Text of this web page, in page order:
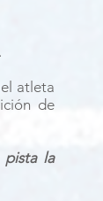
atleta
de
pista la